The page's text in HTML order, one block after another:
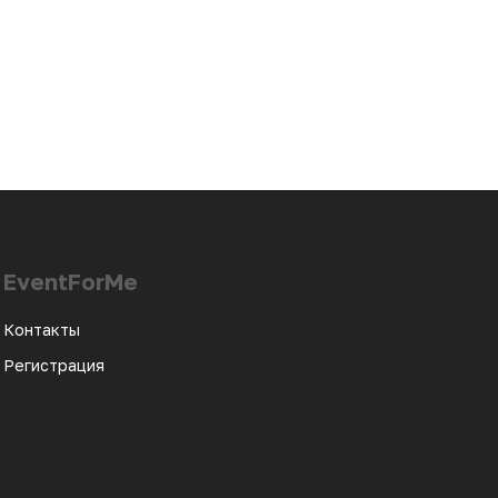
EventForMe
Контакты
Регистрация